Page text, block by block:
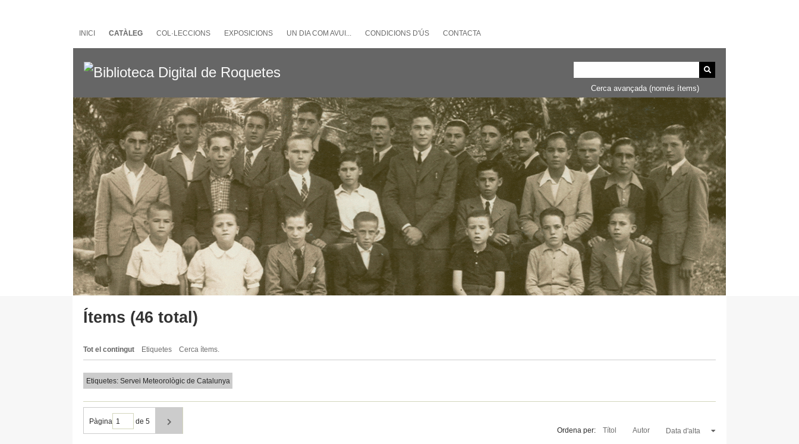
INICI CATÀLEG COL·LECCIONS EXPOSICIONS UN DIA COM AVUI... CONDICIONS D'ÚS CONTACTA
Cerca avançada (només ítems)
Ítems (46 total)
Tot el contingut Etiquetes Cerca ítems.
Etiquetes: Servei Meteorològic de Catalunya
Pàgina
de 5
Ordena per:
Títol Autor Data d'alta